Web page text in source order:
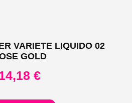
VARIETE LIQUIDO 02
GOLD
€